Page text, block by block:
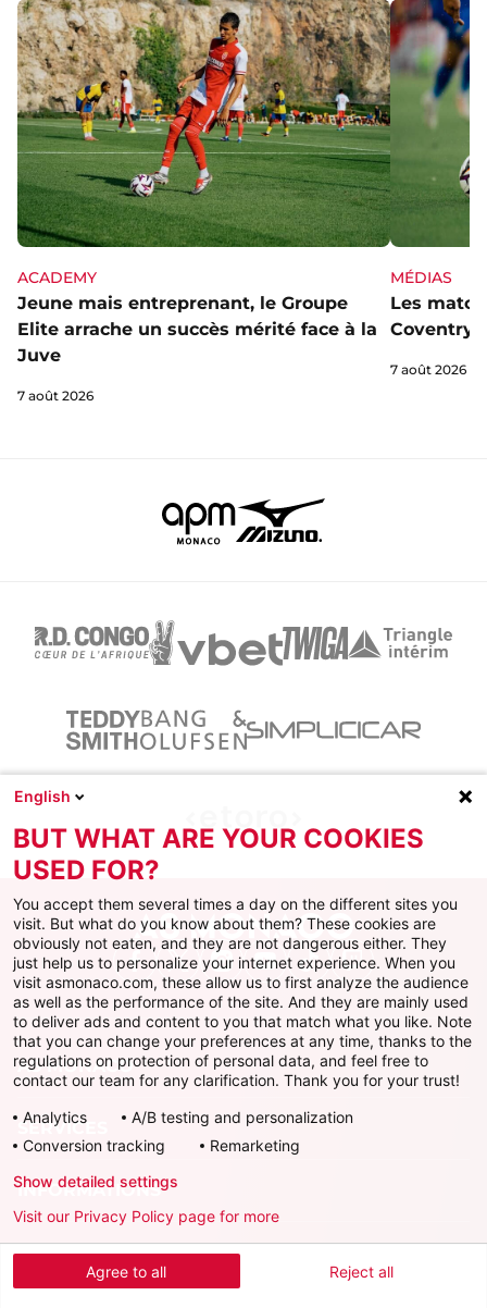
ACADEMY
Jeune mais entreprenant, le Groupe
Elite arrache un succès mérité face à la
Juve
7 août 2026
MÉDIAS
Les
Coventry
7 août 2026
Facebook
X Instagram
YoutubeTikTokTwitch
AS MONACO
SERVICES
INFORMATIONS
Télécharger l'AS Monaco App
English
BUT WHAT ARE YOUR COOKIES
USED FOR?
You accept them several times a day on the different sites you
visit. But what do you know about them? These cookies are
obviously not eaten, and they are not dangerous either. They
just help us to personalize your internet experience. When you
visit asmonaco.com, these allow us to first analyze the audience
as well as the performance of the site. And they are mainly used
to deliver ads and content to you that match what you like. Note
that you can change your preferences at any time, thanks to the
regulations on protection of personal data, and feel free to
contact our team for any clarification. Thank you for your trust!
Analytics
A/B testing and personalization
Conversion tracking
Remarketing
Agree to all Reject all
Show detailed settings
Visit our Privacy Policy page for more